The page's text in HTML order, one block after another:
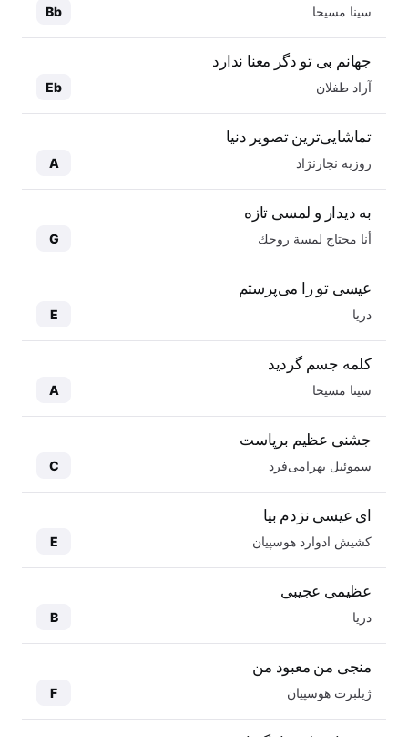
سینا مسیحا Bb
جهانم بی تو دگر معنا ندارد
آراد طفلان Eb
تماشایی‌ترین تصویر دنیا
روزبه نجارنژاد A
به دیدار و لمسی تازه
أنا محتاج لمسة روحك G
عیسی تو را می‌پرستم
دریا E
کلمه جسم گردید
سینا مسیحا A
جشنی عظیم برپاست
سموئیل بهرامی‌فرد C
ای عیسی نزدم بیا
کشیش ادوارد هوسپیان E
عظیمی عجیبی
دریا B
منجی من معبود من
ژیلبرت هوسپیان F